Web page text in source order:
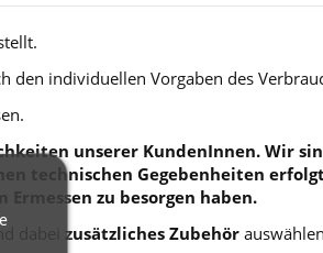
individuellen Vorgaben des
unserer KundenInnen. Wir
technischen Gegebenheiten
zu besorgen haben.
dabei zusätzliches Zubehör